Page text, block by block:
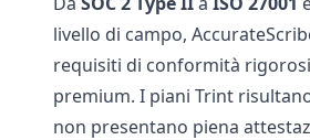
livello di campo,
requisiti di conformità
premium. I piani Trint
non presentano piena